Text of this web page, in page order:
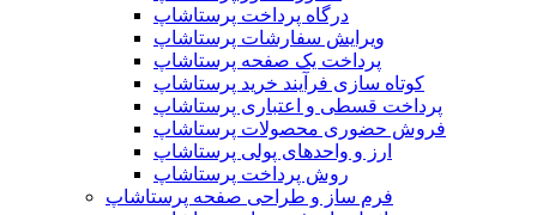
درگاه پرداخت پرستاشاپ
ویرایش سفارشات پرستاشاپ
پرداخت یک صفحه پرستاشاپ
کوتاه سازی فرآیند خرید پرستاشاپ
پرداخت قسطی و اعتباری پرستاشاپ
فروش حضوری محصولات پرستاشاپ
ارز و واحدهای پولی پرستاشاپ
روش پرداخت پرستاشاپ
فرم ساز و طراحی صفحه پرستاشاپ